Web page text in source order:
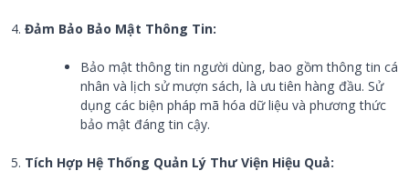
Đảm Bảo Bảo Mật Thông Tin:
Bảo mật thông tin người dùng, bao gồm thông tin cá
nhân và lịch sử mượn sách, là ưu tiên hàng đầu. Sử
dụng các biện pháp mã hóa dữ liệu và phương thức
bảo mật đáng tin cậy.
Tích Hợp Hệ Thống Quản Lý Thư Viện Hiệu Quả: